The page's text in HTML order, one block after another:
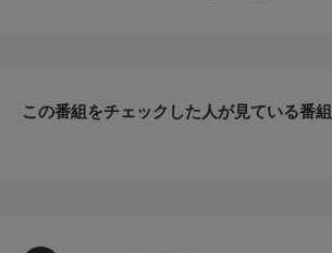
この番組をチェックした人が見ている番組